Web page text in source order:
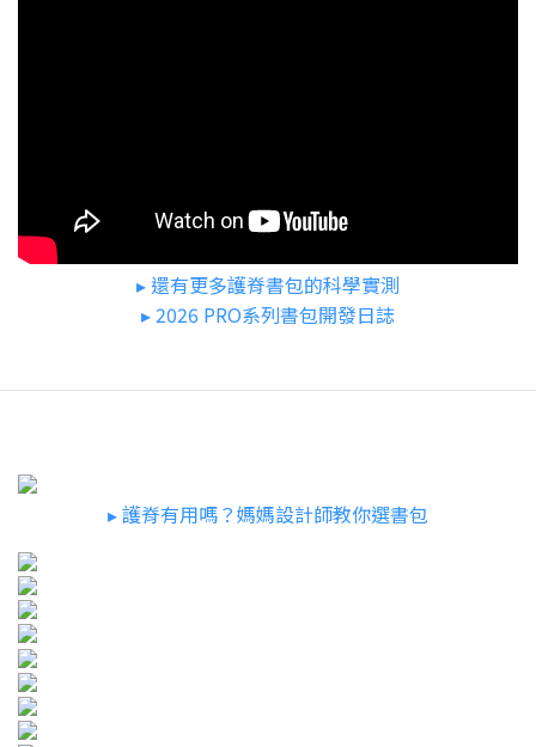
▸ 還有更多護脊書包的科學實測
▸ 2026 PRO系列書包開發日誌
▸ 護脊有用嗎？媽媽設計師教你選書包